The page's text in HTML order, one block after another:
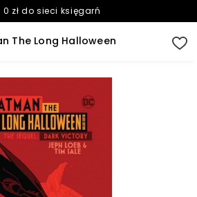
zł do sieci księgarń
The Long Halloween